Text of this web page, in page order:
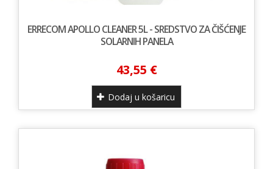
ERRECOM APOLLO CLEANER 5L - SREDSTVO ZA ČIŠĆENJE
SOLARNIH PANELA
43,55 €
Dodaj u košaricu